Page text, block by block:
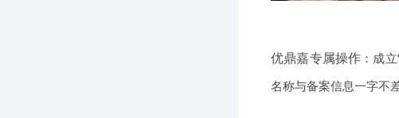
优鼎嘉专属操作 ：成
名称与备案信息一字不差